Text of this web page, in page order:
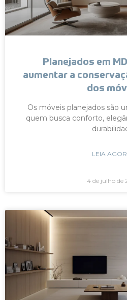
Planejados em
aumentar a
dos
Os móveis planejados são
quem busca conforto,
LEIA
4 de julho de